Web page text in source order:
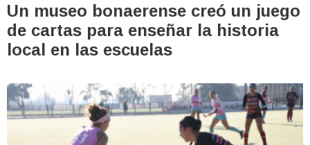
Un museo bonaerense creó un juego
de cartas para enseñar la historia
local en las escuelas